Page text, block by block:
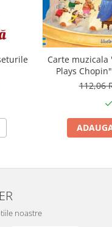
Carte
Plays
112,06
noastre